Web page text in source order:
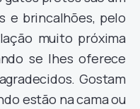
e brincalhões, pelo
muito próxima
se lhes oferece
Gostam
estão na cama ou